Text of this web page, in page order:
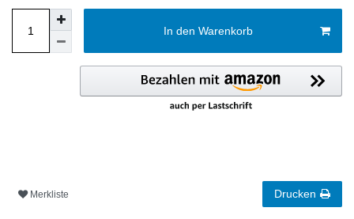
In den Warenkorb
Merkliste Drucken